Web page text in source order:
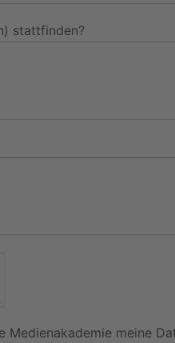
stattfinden?
Medienakademie meine